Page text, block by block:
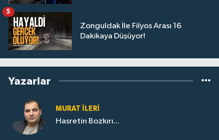
Zonguldak İle Filyos Arası 16
Dakikaya Düşüyor!
5
Yazarlar
MURAT İLERI
Hasretin Bozkırı...